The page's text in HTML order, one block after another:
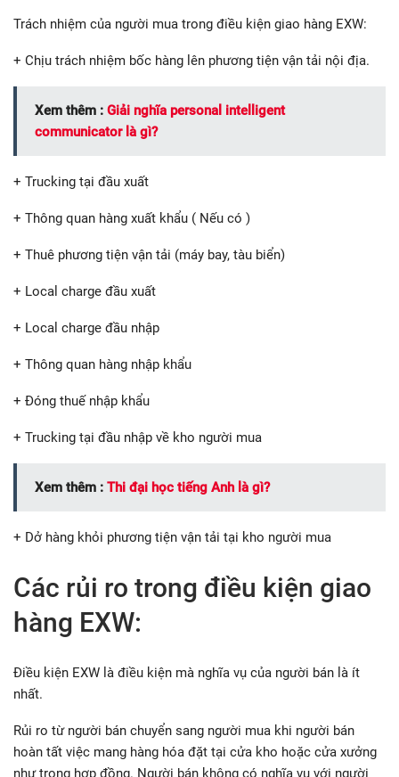
Trách nhiệm của người mua trong điều kiện giao hàng EXW:
+ Chịu trách nhiệm bốc hàng lên phương tiện vận tải nội địa.
Xem thêm : Giải nghĩa personal intelligent
communicator là gì?
+ Trucking tại đầu xuất
+ Thông quan hàng xuất khẩu ( Nếu có )
+ Thuê phương tiện vận tải (máy bay, tàu biển)
+ Local charge đầu xuất
+ Local charge đầu nhập
+ Thông quan hàng nhập khẩu
+ Đóng thuế nhập khẩu
+ Trucking tại đầu nhập về kho người mua
Xem thêm : Thi đại học tiếng Anh là gì?
+ Dở hàng khỏi phương tiện vận tải tại kho người mua
Các rủi ro trong điều kiện giao
hàng EXW:
Điều kiện EXW là điều kiện mà nghĩa vụ của người bán là ít
nhất.
Rủi ro từ người bán chuyển sang người mua khi người bán
hoàn tất việc mang hàng hóa đặt tại cửa kho hoặc cửa xưởng
như trong hợp đồng. Người bán không có nghĩa vụ với người